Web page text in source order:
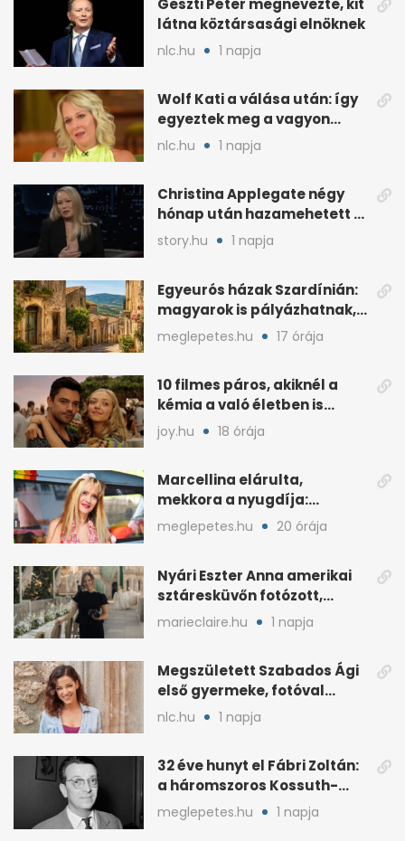
látna köztársasági elnöknek
nlc.hu 1 napja
Wolf Kati a válása után: így
egyeztek meg a vagyon
megosztásáról
nlc.hu 1 napja
Christina Applegate négy
hónap után hazamehetett a
kórházból, de hallgatnak az
okokról
story.hu 1 napja
Egyeurós házak Szardínián:
magyarok is pályázhatnak,
de vannak feltételek
meglepetes.hu 17 órája
10 filmes páros, akiknél a
kémia a való életben is
féltékenységet szült
joy.hu 18 órája
Marcellina elárulta,
mekkora a nyugdíja:
„Ötvenezer forint”
meglepetes.hu 20 órája
Nyári Eszter Anna amerikai
sztáresküvőn fotózott,
kisbabája után pár
marieclaire.hu 1 napja
Megszületett Szabados Ági
első gyermeke, fotóval
jelentette be
nlc.hu 1 napja
32 éve hunyt el Fábri Zoltán:
a háromszoros Kossuth-
díjas rendező
meglepetes.hu 1 napja